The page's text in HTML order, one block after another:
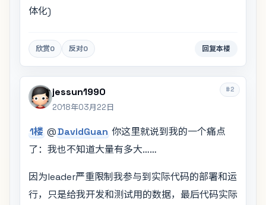
体化)
欣赏0 反对0 回复本楼
#2
jessun1990
2018年03月22日
1楼 @DavidGuan 你这里就说到我的一个痛点
了：我也不知道大量有多大……
因为leader严重限制我参与到实际代码的部署和运
行，只是给我开发和测试用的数据，最后代码实际